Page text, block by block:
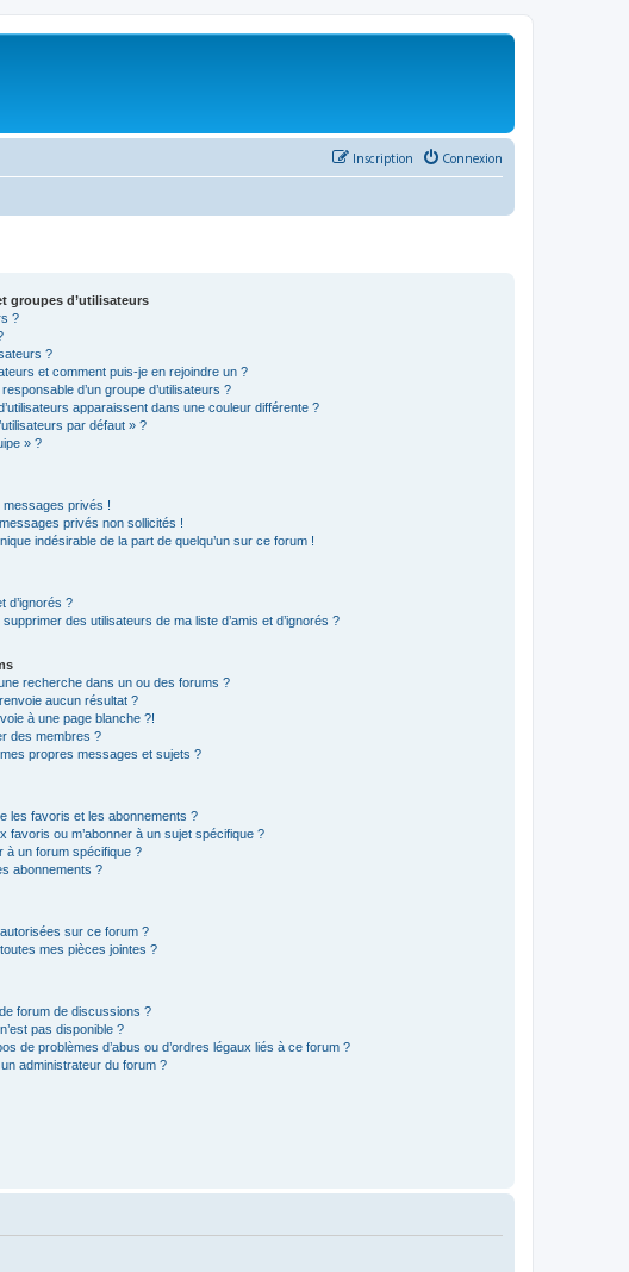
Connexion
Inscription
groupes d’utilisateurs
?
?
et comment puis-je en rejoindre un ?
d’un groupe d’utilisateurs ?
apparaissent dans une couleur différente ?
par défaut » ?
» ?
privés !
privés non sollicités !
indésirable de la part de quelqu’un sur ce forum !
d’ignorés ?
des utilisateurs de ma liste d’amis et d’ignorés ?
recherche dans un ou des forums ?
aucun résultat ?
à une page blanche ?!
des membres ?
propres messages et sujets ?
les favoris et les abonnements ?
favoris ou m’abonner à un sujet spécifique ?
à un forum spécifique ?
abonnements ?
sur ce forum ?
mes pièces jointes ?
forum de discussions ?
pas disponible ?
de problèmes d’abus ou d’ordres légaux liés à ce forum ?
administrateur du forum ?